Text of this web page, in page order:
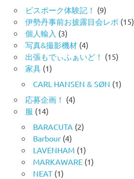
ビスポーク体験記！ (9)
伊勢丹事前お披露目会レポ (15)
個人輸入 (3)
写真&撮影機材(4)
出張もでぃふぁいど！ (15)
家具(1)
CARL HANSEN & SØN (1)
応募企画！ (4)
服 (14)
BARACUTA (2)
Barbour(4)
LAVENHAM (1)
MARKAWARE(1)
NEAT(1)